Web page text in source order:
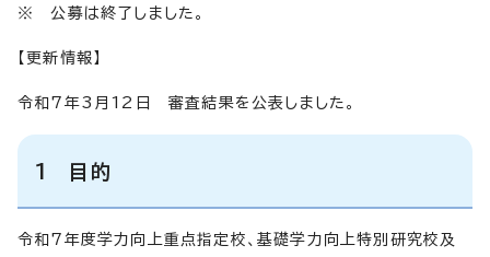
※ 公募は終了しました。
【更新情報】
令和7年3月12日 審査結果を公表しました。
1 目的
令和7年度学力向上重点指定校、基礎学力向上特別研究校及